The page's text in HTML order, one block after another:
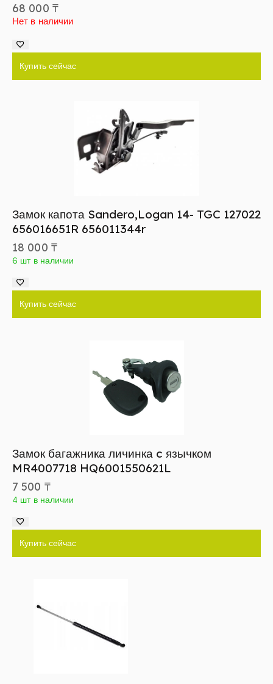
68 000 ₸
Нет в наличии
Купить сейчас
Замок капота Sandero,Logan 14- TGC 127022
656016651R 656011344r
18 000 ₸
6 шт в наличии
Купить сейчас
Замок багажника личинка c язычком
MR4007718 HQ6001550621L
7 500 ₸
4 шт в наличии
Купить сейчас